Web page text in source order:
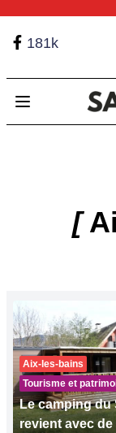
181k
Open main
[
Aix-les-bains
Tourisme et
Le camping du
revient avec de